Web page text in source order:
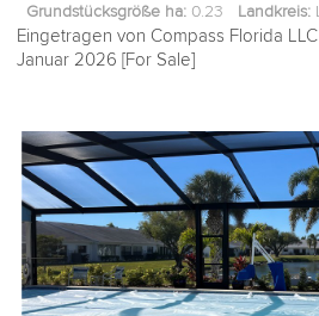
Grundstücksgröße ha: 0.23 Landkreis:
Eingetragen von Compass Florida
Januar 2026 [For Sale]